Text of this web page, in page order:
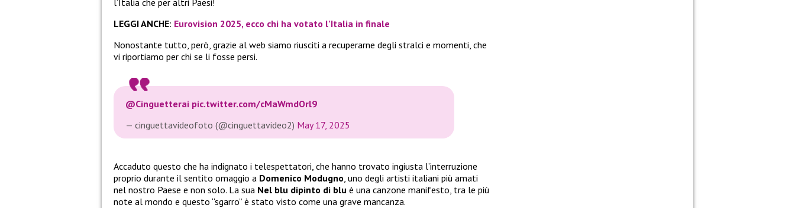
l’Italia che per altri Paesi!
LEGGI ANCHE: Eurovision 2025, ecco chi ha votato l’Italia in finale
Nonostante tutto, però, grazie al web siamo riusciti a recuperarne degli stralci e momenti, che
vi riportiamo per chi se li fosse persi.
@Cinguetterai pic.twitter.com/cMaWmdOrl9
— cinguettavideofoto (@cinguettavideo2) May 17, 2025
Accaduto questo che ha indignato i telespettatori, che hanno trovato ingiusta l’interruzione
proprio durante il sentito omaggio a Domenico Modugno , uno degli artisti italiani più amati
nel nostro Paese e non solo. La sua Nel blu dipinto di blu è una canzone manifesto, tra le più
note al mondo e questo “sgarro” è stato visto come una grave mancanza.